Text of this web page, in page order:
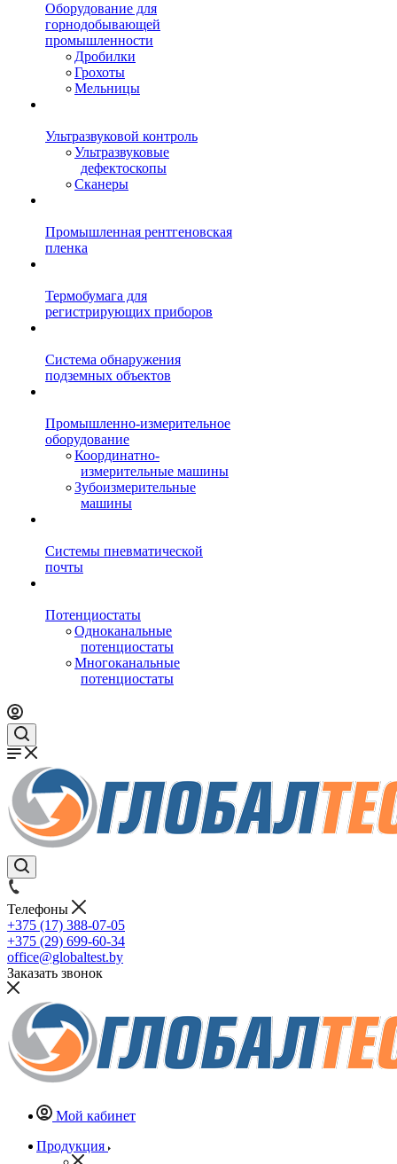
Оборудование для
горнодобывающей
промышленности
Дробилки
Грохоты
Мельницы
Ультразвуковой контроль
Ультразвуковые
дефектоскопы
Сканеры
Промышленная рентгеновская
пленка
Термобумага для
регистрирующих приборов
Система обнаружения
подземных объектов
Промышленно-измерительное
оборудование
Координатно-
измерительные машины
Зубоизмерительные
машины
Системы пневматической
почты
Потенциостаты
Одноканальные
потенциостаты
Многоканальные
потенциостаты
Телефоны
+375 (17) 388-07-05
+375 (29) 699-60-34
office@globaltest.by
Заказать звонок
Мой кабинет
Продукция